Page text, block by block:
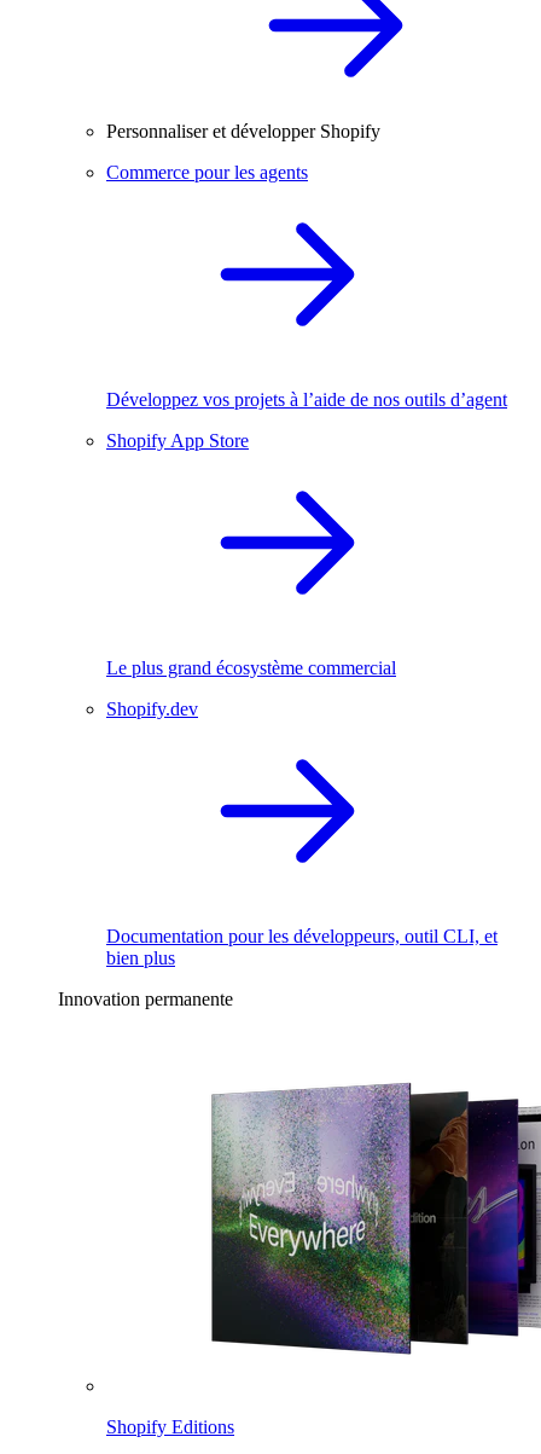
Personnaliser et développer Shopify
Commerce pour les agents
Développez vos projets à l’aide de nos outils d’agent
Shopify App Store
Le plus grand écosystème commercial
Shopify.dev
Documentation pour les développeurs, outil CLI, et
bien plus
Innovation permanente
Shopify Editions